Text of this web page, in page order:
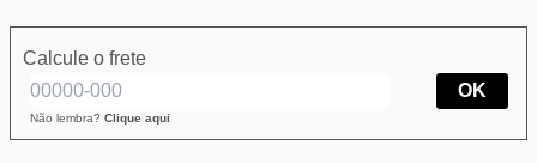
Calcule o frete
Não lembra? Clique aqui
OK